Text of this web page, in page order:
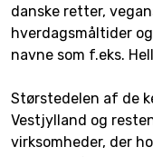
danske retter,
hverdagsmåltider
navne som f.eks.
Størstedelen af de
Vestjylland og
virksomheder, der